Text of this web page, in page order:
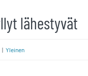
lähestyvät
| Yleinen